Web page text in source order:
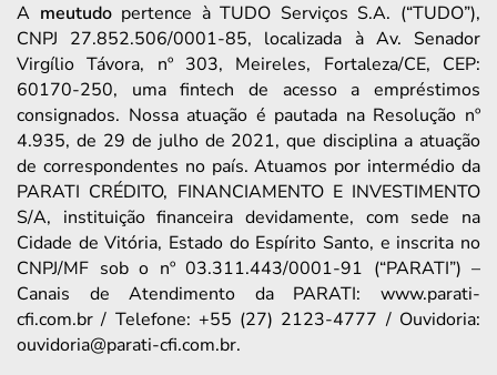
A meutudopertence à TUDO Serviços S.A. (“TUDO”),
CNPJ 27.852.506/0001-85, localizada à Av. Senador
Virgílio Távora, nº 303, Meireles, Fortaleza/CE, CEP:
60170-250, uma fintech de acesso a empréstimos
consignados. Nossa atuação é pautada na Resolução nº
4.935, de 29 de julho de 2021, que disciplina a atuação
de correspondentes no país. Atuamos por intermédio da
PARATI CRÉDITO, FINANCIAMENTO E INVESTIMENTO
S/A, instituição financeira devidamente, com sede na
Cidade de Vitória, Estado do Espírito Santo, e inscrita no
CNPJ/MF sob o nº 03.311.443/0001-91 (“PARATI”) –
Canais de Atendimento da PARATI: www.parati-
cfi.com.br / Telefone: +55 (27) 2123-4777 / Ouvidoria:
ouvidoria@parati-cfi.com.br.